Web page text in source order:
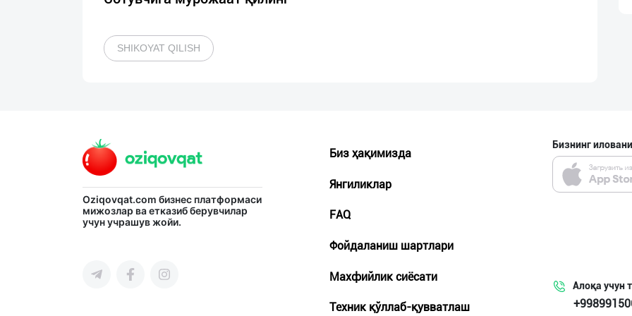
SHIKOYAT QILISH
Oziqovqat.com бизнес платформаси
мижозлар ва етказиб берувчилар
учун учрашув жойи.
Биз ҳақимизда
Янгиликлар
FAQ
Фойдаланиш шартлари
Махфийлик сиёсати
Техник қўллаб-қувватлаш
Бизнинг
Алоқа учун